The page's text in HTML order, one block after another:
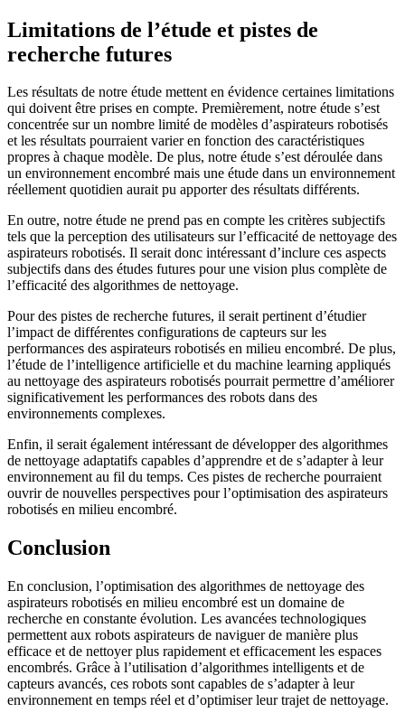
Limitations de l’étude et pistes de
recherche futures
Les résultats de notre étude mettent en évidence certaines limitations
qui doivent être prises en compte. Premièrement, notre étude s’est
concentrée sur un nombre limité de modèles d’aspirateurs robotisés
et les résultats pourraient varier en fonction des caractéristiques
propres à chaque modèle. De plus, notre étude s’est déroulée dans
un environnement encombré mais une étude dans un environnement
réellement quotidien aurait pu apporter des résultats différents.
En outre, notre étude ne prend pas en compte les critères subjectifs
tels que la perception des utilisateurs sur l’efficacité de nettoyage des
aspirateurs robotisés. Il serait donc intéressant d’inclure ces aspects
subjectifs dans des études futures pour une vision plus complète de
l’efficacité des algorithmes de nettoyage.
Pour des pistes de recherche futures, il serait pertinent d’étudier
l’impact de différentes configurations de capteurs sur les
performances des aspirateurs robotisés en milieu encombré. De plus,
l’étude de l’intelligence artificielle et du machine learning appliqués
au nettoyage des aspirateurs robotisés pourrait permettre d’améliorer
significativement les performances des robots dans des
environnements complexes.
Enfin, il serait également intéressant de développer des algorithmes
de nettoyage adaptatifs capables d’apprendre et de s’adapter à leur
environnement au fil du temps. Ces pistes de recherche pourraient
ouvrir de nouvelles perspectives pour l’optimisation des aspirateurs
robotisés en milieu encombré.
Conclusion
En conclusion, l’optimisation des algorithmes de nettoyage des
aspirateurs robotisés en milieu encombré est un domaine de
recherche en constante évolution. Les avancées technologiques
permettent aux robots aspirateurs de naviguer de manière plus
efficace et de nettoyer plus rapidement et efficacement les espaces
encombrés. Grâce à l’utilisation d’algorithmes intelligents et de
capteurs avancés, ces robots sont capables de s’adapter à leur
environnement en temps réel et d’optimiser leur trajet de nettoyage.